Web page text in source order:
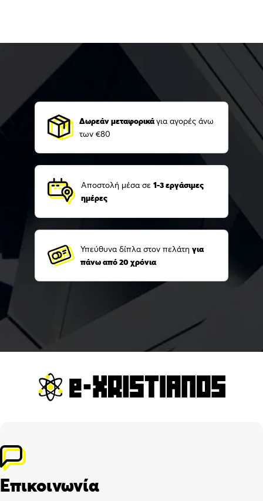
Δωρεάν μεταφορικάγια αγορές άνω
των €80
Αποστολή μέσα σε 1-3 εργάσιμες
ημέρες
Υπεύθυνα δίπλα στον πελάτη για
πάνω από 20 χρόνια
Επικοινωνία